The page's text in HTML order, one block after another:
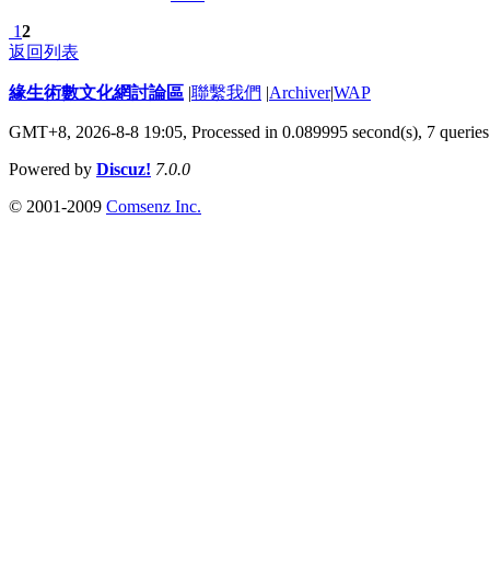
12
返回列表
緣生術數文化網討論區 |聯繫我們 |Archiver|WAP
GMT+8, 2026-8-8 19:05, Processed in 0.089995 second(s), 7 queries
Powered by Discuz! 7.0.0
© 2001-2009 Comsenz Inc.